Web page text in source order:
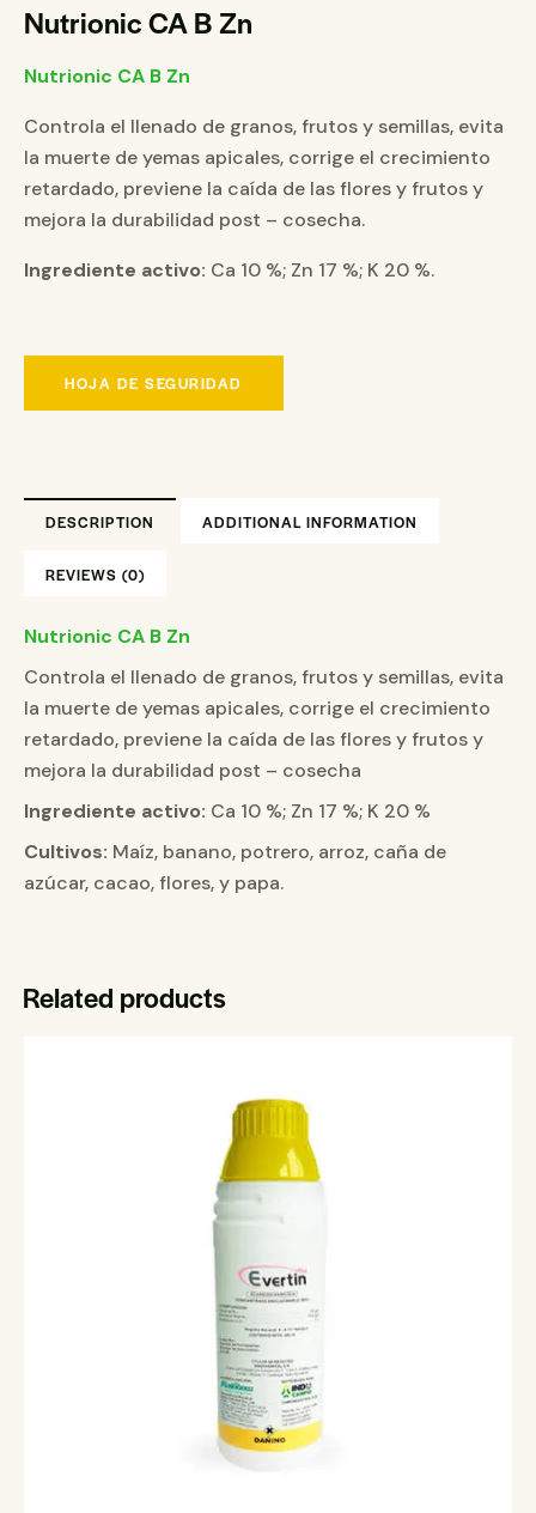
Nutrionic CA B Zn
Nutrionic CA B Zn
Controla el llenado de granos, frutos y semillas, evita
la muerte de yemas apicales, corrige el crecimiento
retardado, previene la caída de las flores y frutos y
mejora la durabilidad post – cosecha.
Ingrediente activo: Ca 10 %; Zn 17 %; K 20 %.
HOJA DE SEGURIDAD
DESCRIPTION ADDITIONAL INFORMATION
REVIEWS (0)
Nutrionic CA B Zn
Controla el llenado de granos, frutos y semillas, evita
la muerte de yemas apicales, corrige el crecimiento
retardado, previene la caída de las flores y frutos y
mejora la durabilidad post – cosecha
Ingrediente activo: Ca 10 %; Zn 17 %; K 20 %
Cultivos: Maíz, banano, potrero, arroz, caña de
azúcar, cacao, flores, y papa.
Related products